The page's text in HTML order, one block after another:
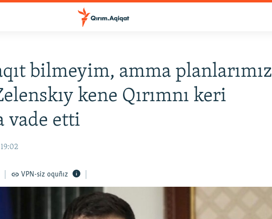
bilmeyim, amma planlarımız
kene Qırımnı keri
vade etti
VPN-siz oquñız